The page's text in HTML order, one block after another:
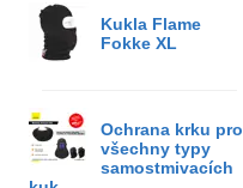
Kukla Flame
Fokke XL
Ochrana krku pro
všechny typy
samostmivacích